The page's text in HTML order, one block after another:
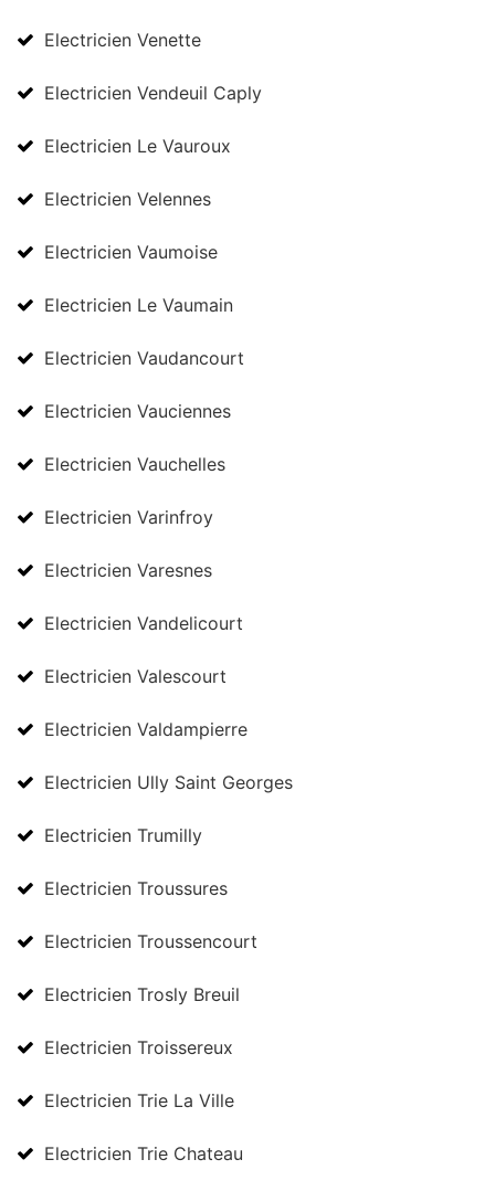
Electricien Venette
Electricien Vendeuil Caply
Electricien Le Vauroux
Electricien Velennes
Electricien Vaumoise
Electricien Le Vaumain
Electricien Vaudancourt
Electricien Vauciennes
Electricien Vauchelles
Electricien Varinfroy
Electricien Varesnes
Electricien Vandelicourt
Electricien Valescourt
Electricien Valdampierre
Electricien Ully Saint Georges
Electricien Trumilly
Electricien Troussures
Electricien Troussencourt
Electricien Trosly Breuil
Electricien Troissereux
Electricien Trie La Ville
Electricien Trie Chateau